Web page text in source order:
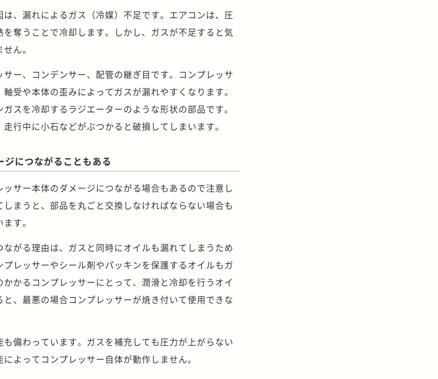
、漏れによるガス（冷媒）不足です。エアコンは、圧
奪うことで冷却します。しかし、ガスが不足すると気
ん。
ー、コンデンサー、配管の継ぎ目です。コンプレッサ
受や本体の歪みによってガスが漏れやすくなります。
スを冷却するラジエーターのような形状の部品です。
行中に小石などがぶつかると破損してしまいます。
につながることもある
サー本体のダメージにつながる場合もあるので注意し
まうと、部品を丸ごと交換しなければならない場合も
す。
がる理由は、ガスと同時にオイルも漏れてしまうため
レッサーやシール剤やパッキンを保護するオイルもガ
かるコンプレッサーにとって、潤滑と冷却を行うオイ
、最悪の場合コンプレッサーが焼き付いて使用できな
備わっています。ガスを補充しても圧力が上がらない
よってコンプレッサー自体が動作しません。